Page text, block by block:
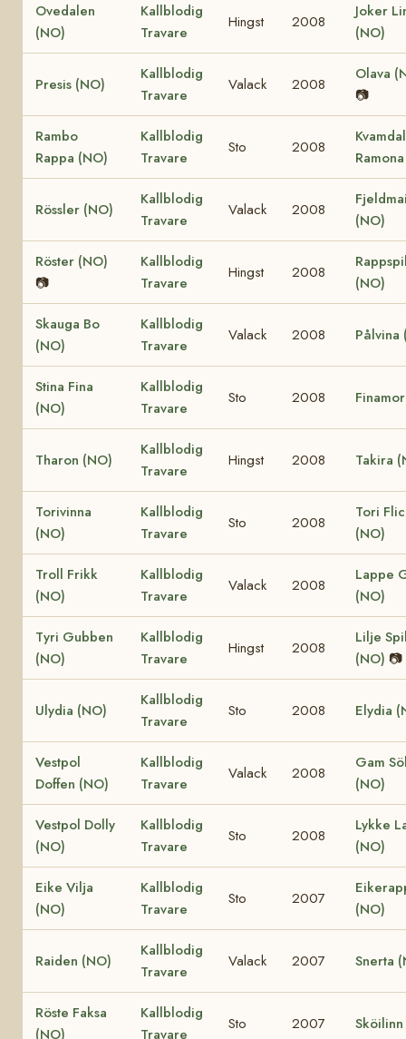
Ovedalen
(NO)
Kallblodig
Travare
Hingst 2008
Joker
(NO)
Presis (NO)
Kallblodig
Travare
Valack 2008
Olava
📷
Rambo
Rappa (NO)
Kallblodig
Travare
Sto 2008
Rössler (NO)
Kallblodig
Travare
Valack 2008
(NO)
Röster (NO)
📷
Kallblodig
Travare
Hingst 2008
(NO)
Skauga Bo
(NO)
Kallblodig
Travare
Valack 2008 Pålvina
Stina Fina
(NO)
Kallblodig
Travare
Sto 2008
Tharon (NO)
Kallblodig
Travare
Hingst 2008 Takira
Torivinna
(NO)
Kallblodig
Travare
Sto 2008
Tori
(NO)
Troll Frikk
(NO)
Kallblodig
Travare
Valack 2008
Lappe
(NO)
Tyri Gubben
(NO)
Kallblodig
Travare
Hingst 2008
Lilje
(NO) 📷
Ulydia (NO)
Kallblodig
Travare
Sto 2008 Elydia
Vestpol
Doffen (NO)
Kallblodig
Travare
Valack 2008
Gam
(NO)
Vestpol Dolly
(NO)
Kallblodig
Travare
Sto 2008
Lykke
(NO)
Eike Vilja
(NO)
Kallblodig
Travare
Sto 2007
(NO)
Raiden (NO)
Kallblodig
Travare
Valack 2007 Snerta
Röste Faksa
(NO)
Kallblodig
Travare
Sto 2007